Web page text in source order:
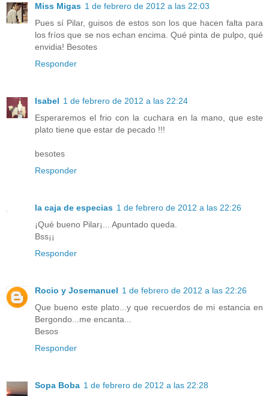
Miss Migas 1 de febrero de 2012 a las 22:03
Pues sí Pilar, guisos de estos son los que hacen falta para
los fríos que se nos echan encima. Qué pinta de pulpo, qué
envidia! Besotes
Responder
Isabel 1 de febrero de 2012 a las 22:24
Esperaremos el frio con la cuchara en la mano, que este
plato tiene que estar de pecado !!!
besotes
Responder
la caja de especias 1 de febrero de 2012 a las 22:26
¡Qué bueno Pilar¡... Apuntado queda.
Bss¡¡
Responder
Rocio y Josemanuel 1 de febrero de 2012 a las 22:26
Que bueno este plato...y que recuerdos de mi estancia en
Bergondo...me encanta...
Besos
Responder
Sopa Boba 1 de febrero de 2012 a las 22:28